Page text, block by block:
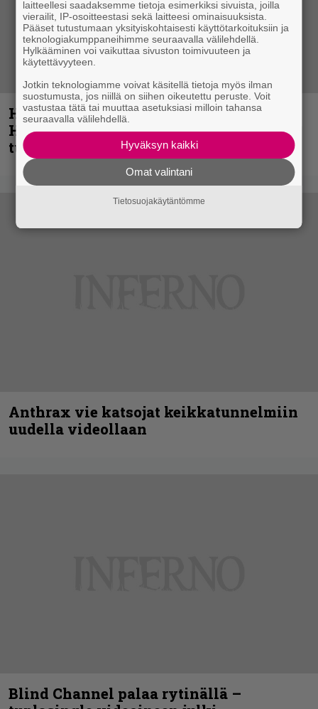
Helloween- ja Gamma Ray -mies Kai
Hansen julkaisi uuden maistiaisen
tulevalta soololevyltä
Anthrax vie katsojat keikkatunnelmiin
uudella videollaan
Blind Channel palaa rytinällä –
laitteellesi saadaksemme tietoja esimerkiksi sivuista, joilla
vierailit, IP-osoitteestasi sekä laitteesi ominaisuuksista.
Pääset tutustumaan yksityiskohtaisesti käyttötarkoituksiin ja
teknologiakumppaneihimme seuraavalla välilehdellä.
Hylkääminen voi vaikuttaa sivuston toimivuuteen ja
käytettävyyteen.
Jotkin teknologiamme voivat käsitellä tietoja myös ilman
suostumusta, jos niillä on siihen oikeutettu peruste. Voit
vastustaa tätä tai muuttaa asetuksiasi milloin tahansa
seuraavalla välilehdellä.
Hyväksyn kaikki
Omat valintani
Tietosuojakäytäntömme